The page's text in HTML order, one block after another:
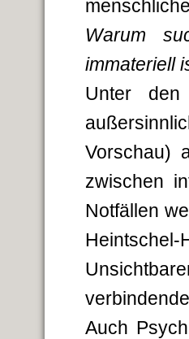
Warum
immateriell
Unter
Vorschau)
zwischen
Notfällen
Auch